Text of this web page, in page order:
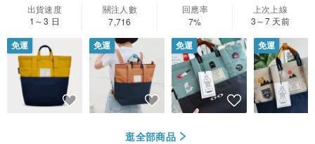
出貨速度
1～3 日
關注人數
7,716
回應率
7%
上次上線
3～7 天前
免運 免運 免運 免運
逛全部商品